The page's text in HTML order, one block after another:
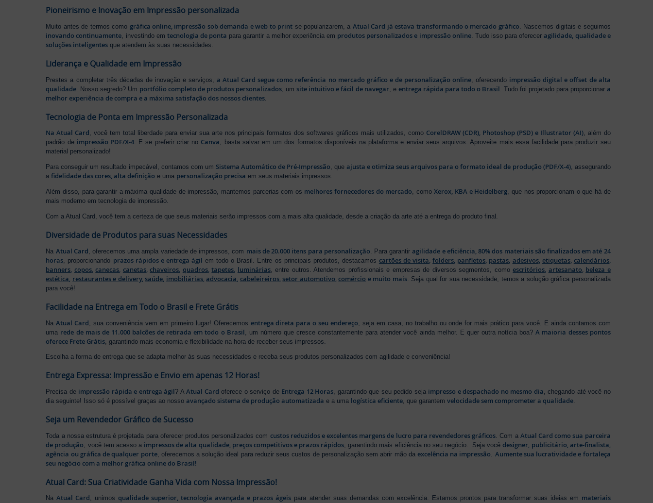
Pioneirismo e Inovação em Impressão personalizada
Muito antes de termos como gráfica online, impressão sob demanda e web to print se popularizarem, a Atual Card já estava transformando o mercado gráfico. Nascemos digitais e seguimos
inovando continuamente, investindo em tecnologia de ponta para garantir a melhor experiência em produtos personalizados e impressão online. Tudo isso para ofereceragilidade, qualidade e
soluções inteligentes que atendem às suas necessidades.
Liderança e Qualidade em Impressão
Prestes a completar três décadas de inovação e serviços,a Atual Card segue como referência no mercado gráfico e de personalização online , oferecendo impressão digital e offset de alta
qualidade . Nosso segredo? Um portfólio completo de produtos personalizados , um site intuitivo e fácil de navegar , e entrega rápida para todo o Brasil . Tudo foi projetado para proporcionar a
melhor experiência de compra e a máxima satisfação dos nossos clientes
Tecnologia de Ponta em Impressão Personalizada
Na Atual Card, você tem total liberdade para enviar sua arte nos principais formatos dos softwares gráficos mais utilizados, como CorelDRAW (CDR), Photoshop (PSD) e Illustrator (AI), além do
padrão de impressão PDF/X-4. E se preferir criar no Canva, basta salvar em um dos formatos disponíveis na plataforma e enviar seus arquivos. Aproveite mais essa facilidade para produzir seu
material personalizado!
Para conseguir um resultado impecável, contamos com um Sistema Automático de Pré-Impressão, queajusta e otimiza seus arquivos para o formato ideal de produção (PDF/X-4), assegurando
afidelidade das cores, alta definição e uma personalização precisa em seus materiais impressos.
Além disso, para garantir a máxima qualidade de impressão, mantemos parcerias com os melhores fornecedores do mercado, comoXerox, KBA e Heidelberg, que nos proporcionam o que há de
mais moderno em tecnologia de impressão.
Com a Atual Card, você tem a certeza de que seus materiais serão impressos com a mais alta qualidade, desde a criação da arte até a entrega do produto final.
Diversidade de Produtos para suas Necessidades
Na Atual Card , oferecemos uma ampla variedade de impressos, com mais de 20.000 itens para personalização . Para garantiragilidade e eficiência, 80% dos materiais são finalizados em até 24
horas , proporcionando prazos rápidos e entrega ágil em todo o Brasil. Entre os principais produtos, destacamos cartões de visita,folders, panfletos, pastas, adesivos, etiquetas, calendários,
banners, copos,canecas, canetas,chaveiros, quadros,tapetes, luminárias, entre outros. Atendemos profissionais e empresas de diversos segmentos, comoescritórios, artesanato, beleza e
estética, restaurantes e delivery, saúde, imobiliárias,advocacia, cabeleireiros, setor automotivo,comércio e muito mais. Seja qual for sua necessidade, temos a solução gráfica personalizada
para você!
Facilidade na Entrega em Todo o Brasil e Frete Grátis
NaAtual Card , sua conveniência vem em primeiro lugar! Oferecemos entrega direta para o seu endereço , seja em casa, no trabalho ou onde for mais prático para você. E ainda contamos com
uma rede de mais de 11.000 balcões de retirada em todo o Brasil , um número que cresce constantemente para atender você ainda melhor. E quer outra notícia boa?A maioria desses pontos
oferece Frete Grátis , garantindo mais economia e flexibilidade na hora de receber seus impressos.
Escolha a forma de entrega que se adapta melhor às suas necessidades e receba seus produtos personalizados com agilidade e conveniência!
Entrega Expressa: Impressão e Envio em apenas 12 Horas!
Precisa de impressão rápida e entrega ágil? AAtual Card oferece o serviço de Entrega 12 Horas, garantindo que seu pedido seja impresso e despachado no mesmo dia, chegando até você no
dia seguinte! Isso só é possível graças ao nossoavançado sistema de produção automatizada e a uma logística eficiente, que garantemvelocidade sem comprometer a qualidade.
Seja um Revendedor Gráfico de Sucesso
Toda a nossa estrutura é projetada para oferecer produtos personalizados com custos reduzidos e excelentes margens de lucro para revendedores gráficos . Com a Atual Card como sua parceira
de produção , você tem acesso a impressos de alta qualidade, preços competitivos e prazos rápidos , garantindo mais eficiência no seu negócio. Seja vocêdesigner, publicitário, arte-finalista,
agência ou gráfica de qualquer porte, oferecemos a solução ideal para reduzir seus custos de personalização sem abrir mão daexcelência na impressão Aumente sua lucratividade e fortaleça
seu negócio com a melhor gráfica online do Brasil!
Atual Card: Sua Criatividade Ganha Vida com Nossa Impressão!
NaAtual Card, unimosqualidade superior, tecnologia avançada e prazos ágeis para atender suas demandas com excelência. Estamos prontos para transformar suas ideias em materiais